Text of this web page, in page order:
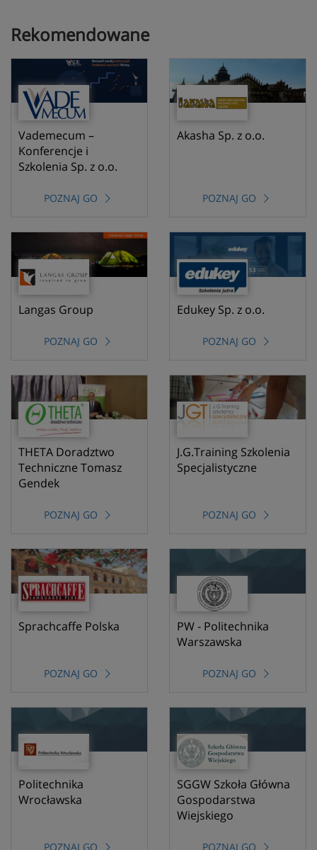
Rekomendowane
Vademecum –
Konferencje i
Szkolenia Sp. z o.o.
POZNAJ GO
Akasha Sp. z o.o.
POZNAJ GO
Langas Group
POZNAJ GO
Edukey Sp. z o.o.
POZNAJ GO
THETA Doradztwo
Techniczne Tomasz
Gendek
POZNAJ GO
J.G.Training Szkolenia
Specjalistyczne
POZNAJ GO
Sprachcaffe Polska
POZNAJ GO
PW - Politechnika
Warszawska
POZNAJ GO
Politechnika
Wrocławska
POZNAJ GO
SGGW Szkoła Główna
Gospodarstwa
Wiejskiego
POZNAJ GO